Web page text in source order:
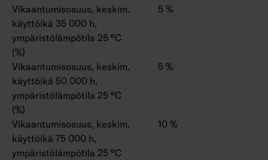
Vikaantumisosuus, keskim.
käyttöikä 35 000 h,
ympäristölämpötila 25 °C
(%)
5 %
Vikaantumisosuus, keskim.
käyttöikä 50 000 h,
ympäristölämpötila 25 °C
(%)
5 %
Vikaantumisosuus, keskim.
käyttöikä 75 000 h,
ympäristölämpötila 25 °C
10 %